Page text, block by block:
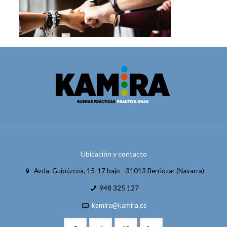
Ubicación y contacto
Avda. Guipúzcoa, 15-17 bajo - 31013 Berriozar (Navarra)
948 325 127
kamira@kamira.es